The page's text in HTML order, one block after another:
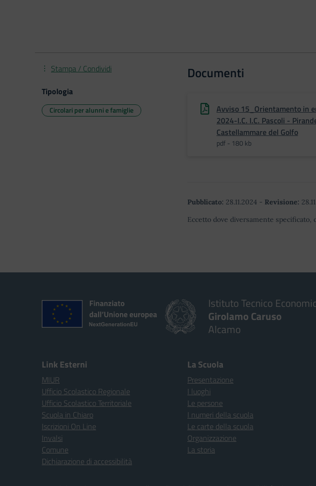
Documenti
Avviso 15_Orientamento in
2024-I.C. I.C. Pascoli -
Castellammare del Golfo
pdf - 180 kb
Pubblicato: 28.11.2024 - Revisione:
Eccetto dove diversamente
Stampa / Condividi
Tipologia
Circolari per alunni e famiglie
Istituto Tecnico
Girolamo Caruso
Alcamo
Link Esterni
MIUR
Ufficio Scolastico Regionale
Ufficio Scolastico Territoriale
Scuola in Chiaro
Iscrizioni On Line
Invalsi
Comune
Dichiarazione di accessibilità
La Scuola
Presentazione
I luoghi
Le persone
I numeri della scuola
Le carte della scuola
Organizzazione
La storia